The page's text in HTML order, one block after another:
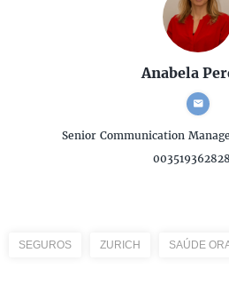
Anabela
Senior Communication
SEGUROS ZURICH SAÚDE